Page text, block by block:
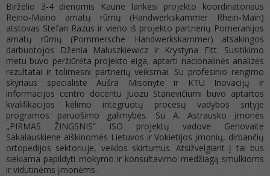
Birželio 3-4 dienomis Kaune lankėsi projekto koordinatoriaus
Reino-Maino amatų rūmų (Handwerkskammer Rhein-Main)
atstovas Stefan Razus ir vieno iš projekto partnerių Pomeranijos
amatų rūmų (Pommersche Handwerkskammer) atsakingos
darbuotojos Dženia Maluszkiewicz ir Krystyna Fitt. Susitikimo
metu buvo peržiūrėta projekto eiga, aptarti nacionalinės analizės
rezultatai ir tolimesni partnerių veiksmai. Su profesinio rengimo
skyriaus specialiste Aušra Misonyte ir KTU Inovacijų ir
informacijos centro docentu Juozu Stanevičiumi buvo aptartos
kvalifikacijos kėlimo integruotų procesų vadybos srityje
programos paruošimo galimybės. Su A. Astrausko įmonės
„PIRMAS ŽINGSNIS“ ISO projektų vadove Genovaite
Sakalauskiene aiškinomės Lietuvos ir Vokietijos įmonių, dirbančių
ortopedijos sektoriuje, veiklos skirtumus. Atsižvelgiant į tai bus
siekiama papildyti mokymo ir konsultavimo medžiagą smulkioms
ir vidutinėms įmonėms.